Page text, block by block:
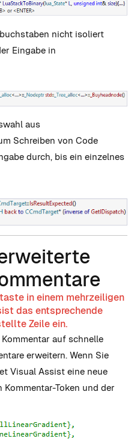
nicht isoliert
Eingabe in
aus
Schreiben von Code
durch, bis ein einzelnes
in einem mehrzeiligen
das entsprechende
Zeile ein.
auf schnelle
erweitern. Wenn Sie
Visual Assist eine neue
Token und der